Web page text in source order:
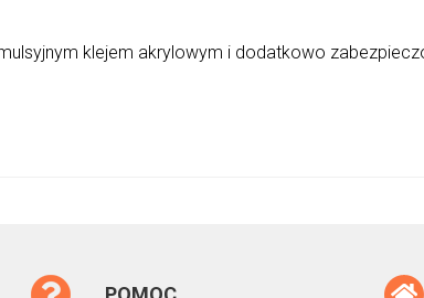
klejem akrylowym i dodatkowo